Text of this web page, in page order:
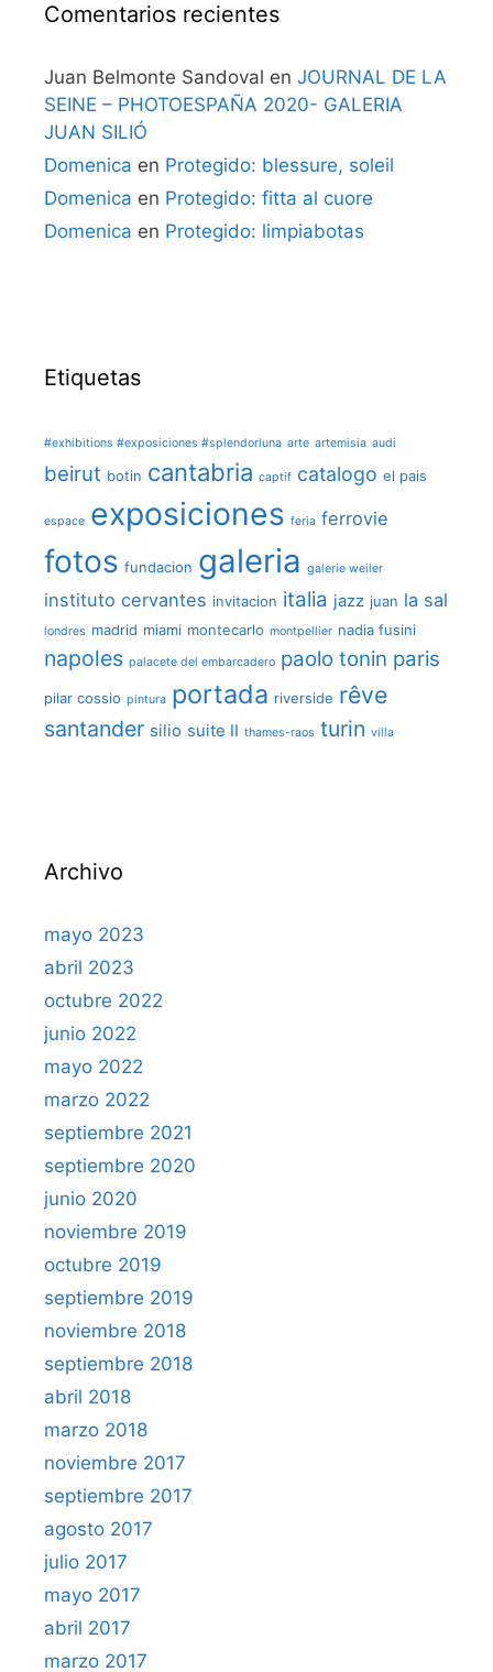
Comentarios recientes
Juan Belmonte Sandoval en JOURNAL DE LA
SEINE – PHOTOESPAÑA 2020- GALERIA
JUAN SILIÓ
Domenica en Protegido: blessure, soleil
Domenica en Protegido: fitta al cuore
Domenica en Protegido: limpiabotas
Etiquetas
#exhibitions #exposiciones #splendorluna arte artemisia audi
beirut botin cantabria captif catalogo el pais
espace exposiciones feria ferrovie
fotos fundacion galeria galerie weiler
instituto cervantes invitacion italia jazz juan la sal
londres madrid miami montecarlo montpellier nadia fusini
napoles palacete del embarcadero paolo tonin paris
pilar cossio pintura portada riverside rêve
santander silio suite II thames-raos turin villa
Archivo
mayo 2023
abril 2023
octubre 2022
junio 2022
mayo 2022
marzo 2022
septiembre 2021
septiembre 2020
junio 2020
noviembre 2019
octubre 2019
septiembre 2019
noviembre 2018
septiembre 2018
abril 2018
marzo 2018
noviembre 2017
septiembre 2017
agosto 2017
julio 2017
mayo 2017
abril 2017
marzo 2017